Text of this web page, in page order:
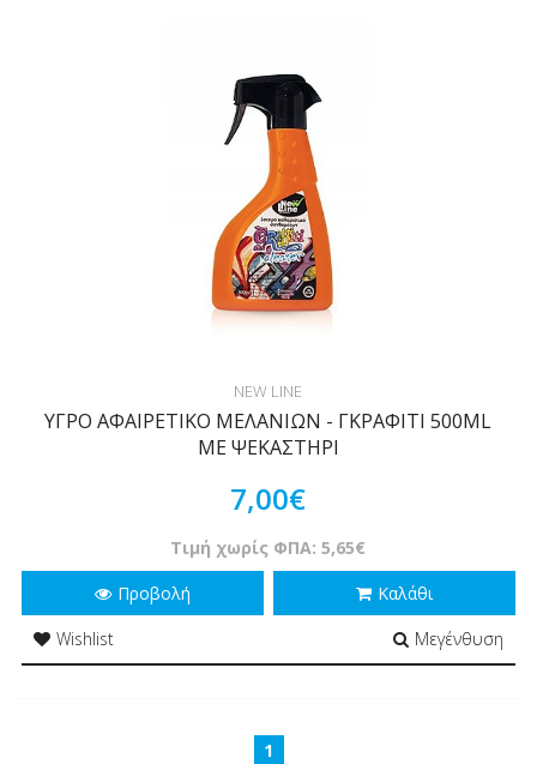
NEW LINE
ΥΓΡΟ ΑΦΑΙΡΕΤΙΚΟ ΜΕΛΑΝΙΩΝ - ΓΚΡΑΦΙΤΙ 500ML
ΜΕ ΨΕΚΑΣΤΗΡΙ
7,00€
Τιμή χωρίς ΦΠΑ: 5,65€
Προβολή
Καλάθι
Wishlist
Μεγένθυση
1